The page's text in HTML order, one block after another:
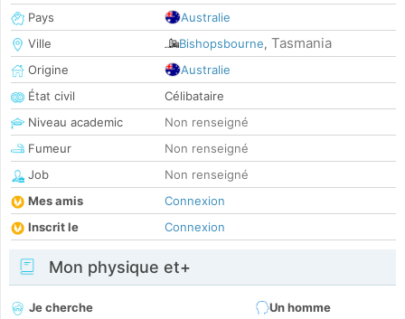
Pays
Australie
Ville
Bishopsbourne, Tasmania
Origine
Australie
État civil
Célibataire
Niveau academic
Non renseigné
Fumeur
Non renseigné
Job
Non renseigné
Mes amis
Connexion
Inscrit le
Connexion
Mon physique et+
Je cherche
Un homme